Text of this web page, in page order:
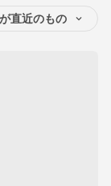
直近のもの